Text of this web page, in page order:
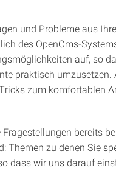
und Probleme aus
des OpenCms-
auf, so
praktisch umzusetzen.
zum komfortablen
bereits
Themen zu denen Sie
dass wir uns darauf